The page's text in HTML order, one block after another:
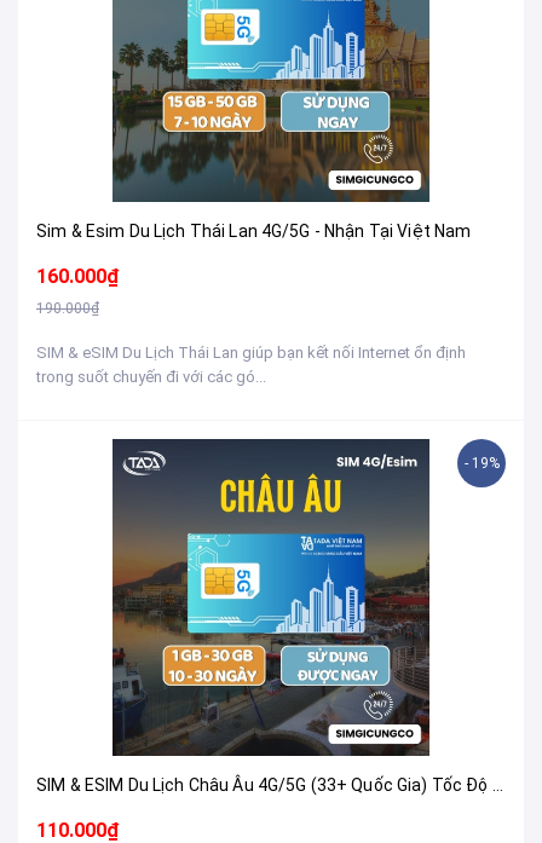
Sim & Esim Du Lịch Thái Lan 4G/5G - Nhận Tại Việt Nam
160.000₫
190.000₫
SIM & eSIM Du Lịch Thái Lan giúp bạn kết nối Internet ổn định
trong suốt chuyến đi với các gó...
- 19%
110.000₫